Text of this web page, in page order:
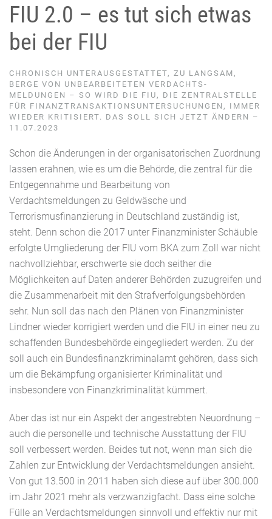
FIU 2.0 – es tut sich etwas
bei der FIU
CHRONISCH UNTERAUSGESTATTET, ZU LANGSAM,
BERGE VON UNBEARBEITETEN VERDACHTS-
MELDUNGEN – SO WIRD DIE FIU, DIE ZENTRALSTELLE
FÜR FINANZTRANSAKTIONSUNTERSUCHUNGEN, IMMER
WIEDER KRITISIERT. DAS SOLL SICH JETZT ÄNDERN –
11.07.2023
Schon die Änderungen in der organisatorischen Zuordnung
lassen erahnen, wie es um die Behörde, die zentral für die
Entgegennahme und Bearbeitung von
Verdachtsmeldungen zu Geldwäsche und
Terrorismusfinanzierung in Deutschland zuständig ist,
steht. Denn schon die 2017 unter Finanzminister Schäuble
erfolgte Umgliederung der FIU vom BKA zum Zoll war nicht
nachvollziehbar, erschwerte sie doch seither die
Möglichkeiten auf Daten anderer Behörden zuzugreifen und
die Zusammenarbeit mit den Strafverfolgungsbehörden
sehr. Nun soll das nach den Plänen von Finanzminister
Lindner wieder korrigiert werden und die FIU in einer neu zu
schaffenden Bundesbehörde eingegliedert werden. Zu der
soll auch ein Bundesfinanzkriminalamt gehören, dass sich
um die Bekämpfung organisierter Kriminalität und
insbesondere von Finanzkriminalität kümmert.
Aber das ist nur ein Aspekt der angestrebten Neuordnung –
auch die personelle und technische Ausstattung der FIU
soll verbessert werden. Beides tut not, wenn man sich die
Zahlen zur Entwicklung der Verdachtsmeldungen ansieht.
Von gut 13.500 in 2011 haben sich diese auf über 300.000
im Jahr 2021 mehr als verzwanzigfacht. Dass eine solche
Fülle an Verdachtsmeldungen sinnvoll und effektiv nur mit